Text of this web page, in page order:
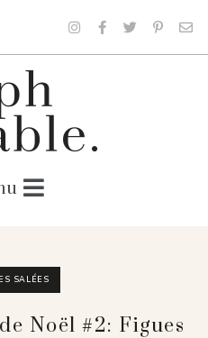
SALÉES
Noël #2: Figues